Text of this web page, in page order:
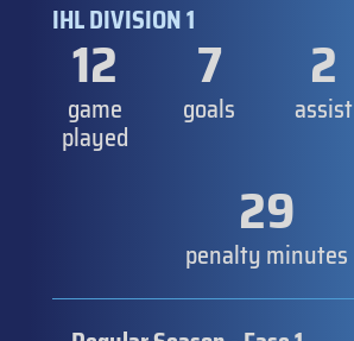
IHL DIVISION 1
12
game
played
7
goals
2
assist
29
penalty minutes